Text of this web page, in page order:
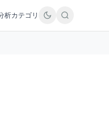
析カテゴリ